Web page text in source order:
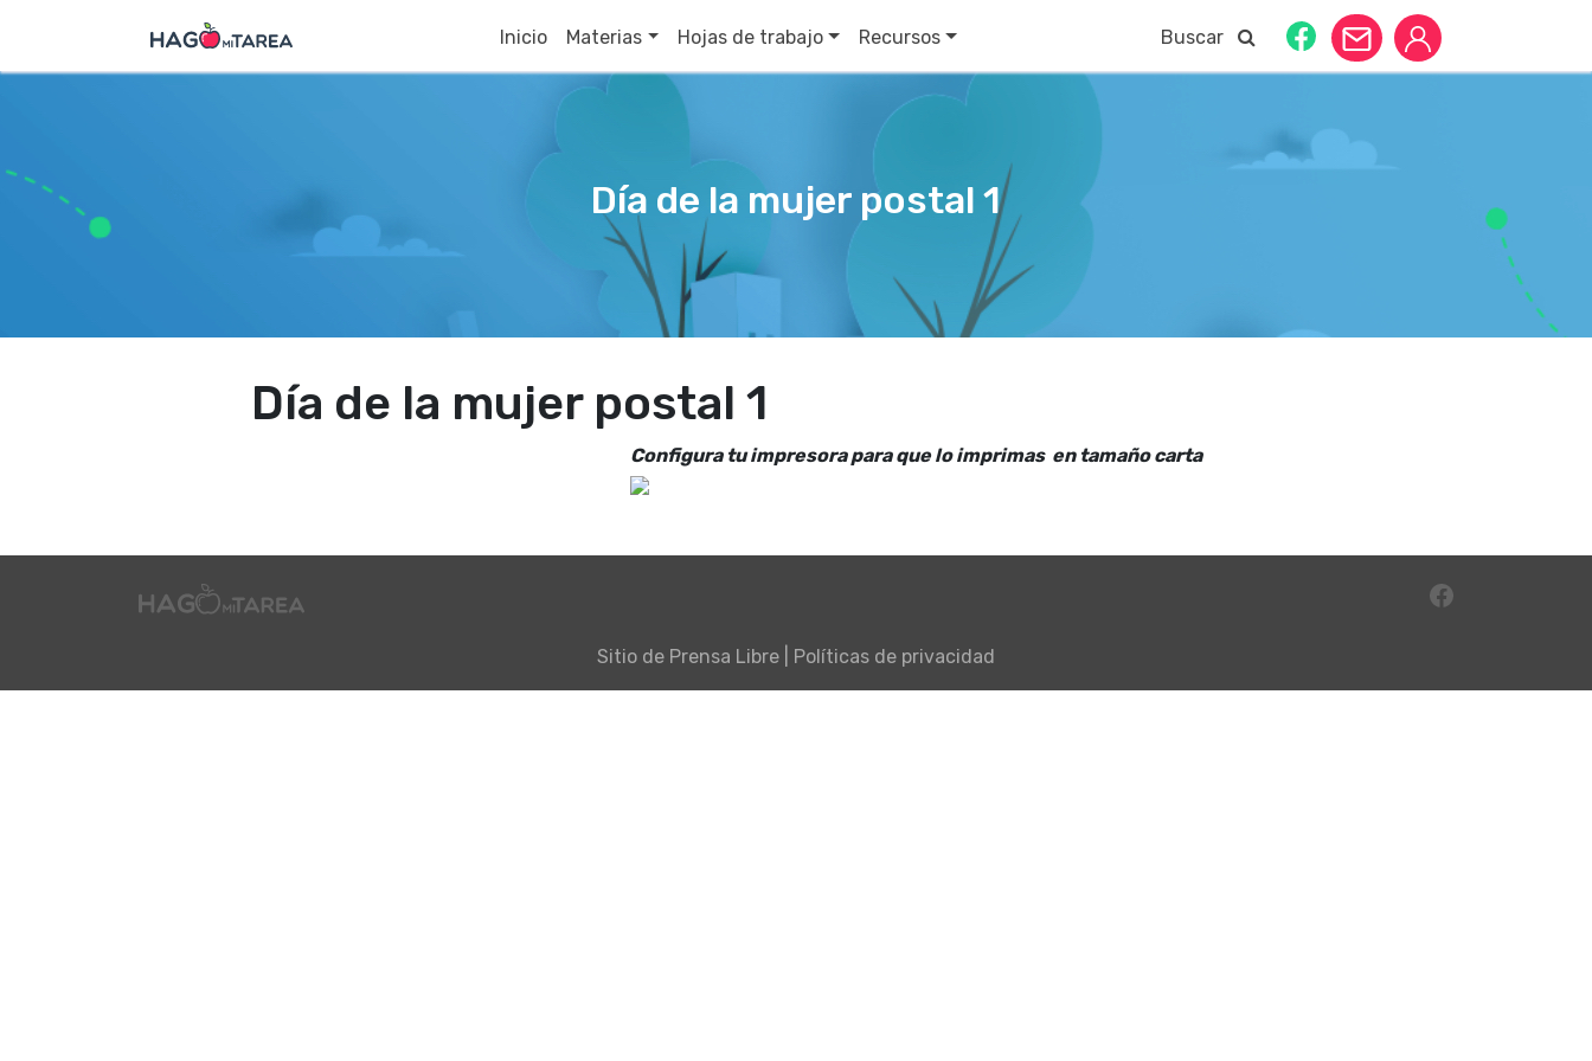
Inicio Materias Hojas de trabajo Recursos Buscar
Día de la mujer postal 1
Día de la mujer postal 1
Configura tu impresora para que lo imprimas en tamaño carta
Sitio de Prensa Libre Políticas de privacidad